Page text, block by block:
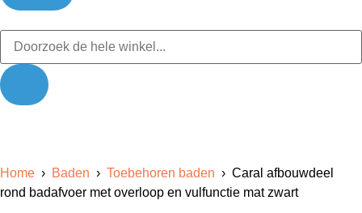
Home › Baden › Toebehoren baden › Caral afbouwdeel
rond badafvoer met overloop en vulfunctie mat zwart